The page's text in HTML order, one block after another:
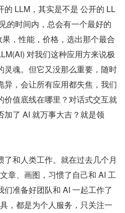
LLM，其实是不是 公开的 LL
的时间内，总会有一个最好的
，性能，价格，选出那个最合
对我们这种应用方来说极
灵魂。但它又没那么重要，随时
异，会让所有应用都失焦，我们
价值底线在哪里？对话式交互就
了 AI 就万事大吉？就是领
和人类工作。就在过去几个月
章、画图，习惯了自己和 AI 工
准备好团队和 AI 一起工作了
，都是为个人服务，只关注一